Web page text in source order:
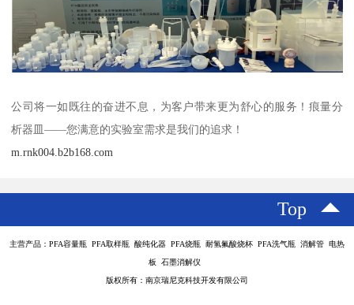
公司将一如既往的奋进不息，为客户带来更为舒心的服务！痕量分
析器皿——您满意的实验室需求是我们的追求！
m.rnk004.b2b168.com
Top
主营产品：PFA容量瓶 PFA取样瓶 酸纯化器 PFA烧瓶 耐氢氟酸烧杯 PFA洗气瓶 消解管 电热
板 石墨消解仪
版权所有：南京瑞尼克科技开发有限公司